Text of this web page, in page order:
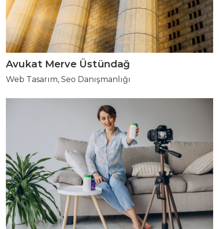
Avukat Merve Üstündağ
Web Tasarım, Seo Danışmanlığı